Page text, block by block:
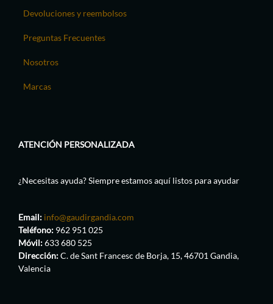
Devoluciones y reembolsos
Preguntas Frecuentes
Nosotros
Marcas
ATENCIÓN PERSONALIZADA
¿Necesitas ayuda? Siempre estamos aquí listos para ayudar
Email: info@gaudirgandia.com
Teléfono: 962 951 025
Móvil:633 680 525
Dirección:C. de Sant Francesc de Borja, 15, 46701 Gandia,
Valencia